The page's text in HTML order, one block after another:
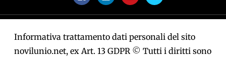
Informativa trattamento dati personali del sito
novilunio.net, ex Art. 13 GDPR © Tutti i diritti sono